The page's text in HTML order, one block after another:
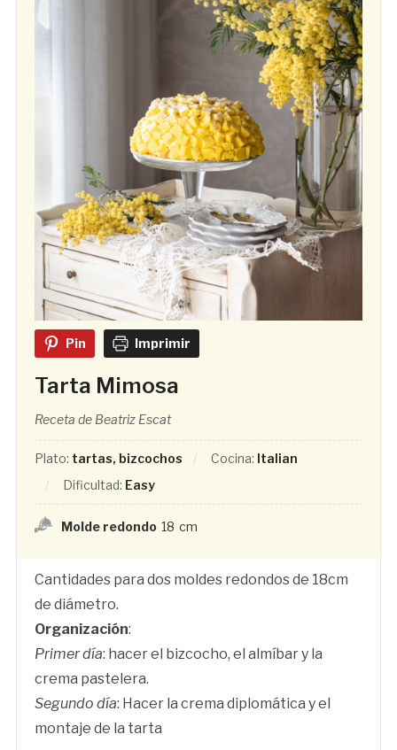
Pin Imprimir
Tarta Mimosa
Receta de Beatriz Escat
Plato: tartas, bizcochos Cocina: Italian
Dificultad: Easy
Molde redondo 18 cm
Cantidades para dos moldes redondos de 18cm
de diámetro.
Organización:
Primer día: hacer el bizcocho, el almíbar y la
crema pastelera.
Segundo día: Hacer la crema diplomática y el
montaje de la tarta